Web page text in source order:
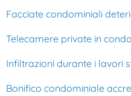
Facciate condominiali
Telecamere private in
Infiltrazioni durante i lavori
Bonifico condominiale